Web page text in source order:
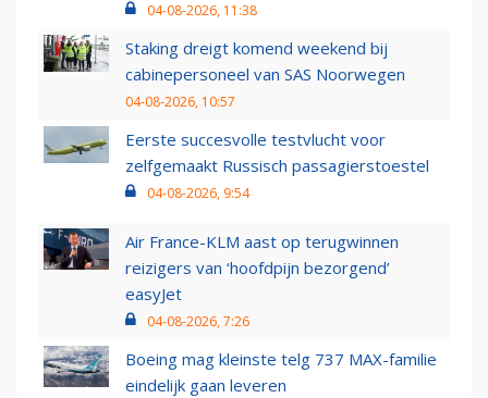
04-08-2026, 11:38
Staking dreigt komend weekend bij
cabinepersoneel van SAS Noorwegen
04-08-2026, 10:57
Eerste succesvolle testvlucht voor
zelfgemaakt Russisch passagierstoestel
04-08-2026, 9:54
Air France-KLM aast op terugwinnen
reizigers van ‘hoofdpijn bezorgend’
easyJet
04-08-2026, 7:26
Boeing mag kleinste telg 737 MAX-familie
eindelijk gaan leveren